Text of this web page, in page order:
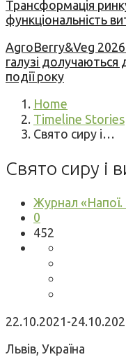
Трансформація
функціональність
AgroBerry&Veg 2026
галузі долучаються
події року
Home
Timeline Stories
Свято сиру і…
Свято сиру і
Журнал «Напої.
0
452
22.10.2021-
Львів, Україна